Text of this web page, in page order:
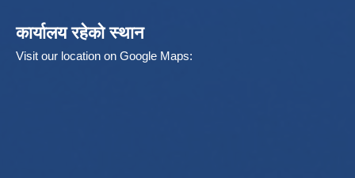
कार्यालय रहेको स्थान
Visit our location on Google Maps: